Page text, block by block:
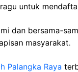
untuk
dan bersama-
masyarakat.
Palangka Raya